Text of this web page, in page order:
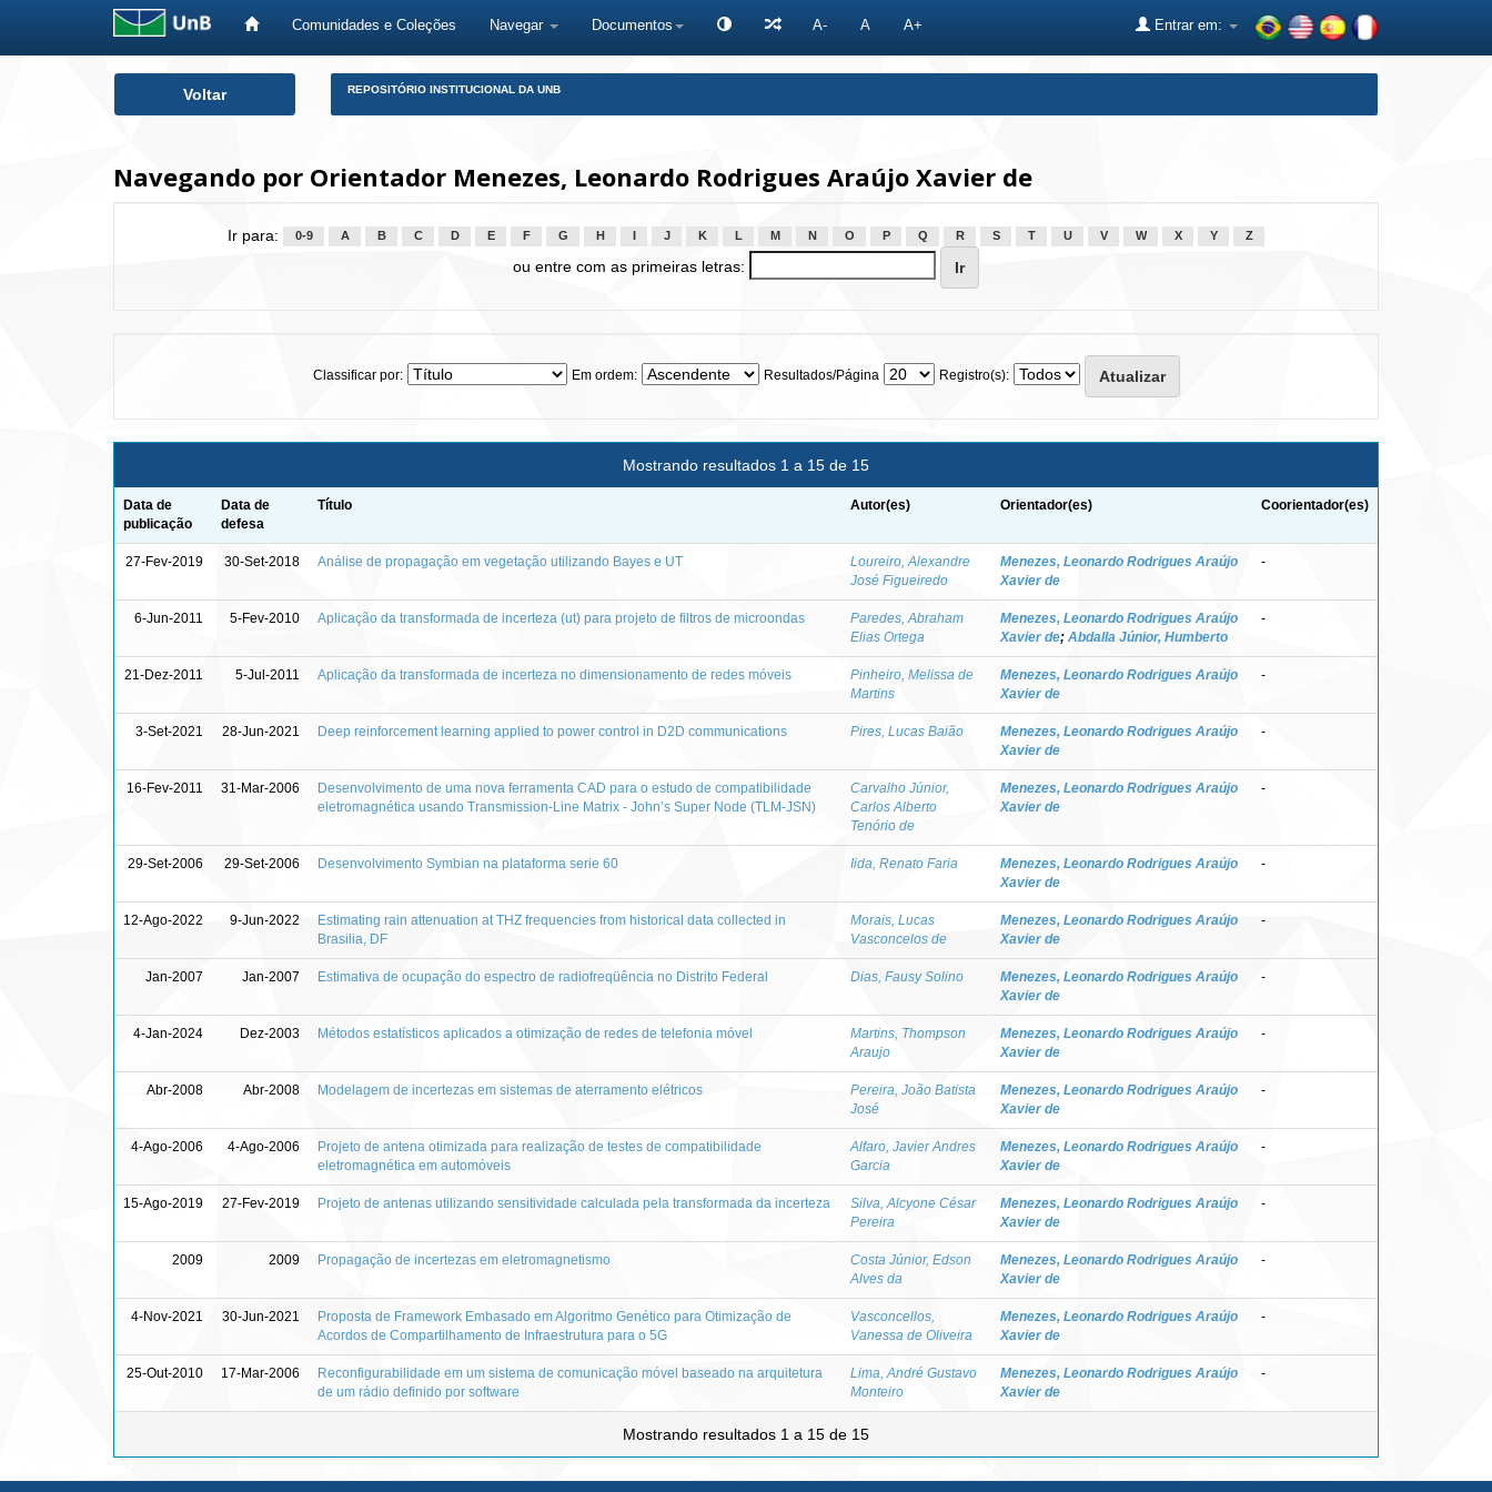
Comunidades e Coleções Navegar Documentos A- A A+ Entrar em:
Voltar REPOSITÓRIO INSTITUCIONAL DA UNB
Navegando por Orientador Menezes, Leonardo Rodrigues Araújo Xavier de
Ir para: 0-9 A B C D E F G H J K L M N O P Q R S T U V W X Y Z
ou entre com as primeiras letras:
Classificar por: Em ordem: Resultados/Página Registro(s):
Mostrando resultados 1 a 15 de 15
Data de
publicação
Data de
defesa
Título Autor(es) Orientador(es) Coorientador(es)
27-Fev-2019 30-Set-2018 Análise de propagação em vegetação utilizando Bayes e UT
Loureiro, Alexandre
José Figueiredo
Menezes, Leonardo Rodrigues Araújo
Xavier de
-
6-Jun-2011 5-Fev-2010 Aplicação da transformada de incerteza (ut) para projeto de filtros de microondas
Paredes, Abraham
Elias Ortega
Menezes, Leonardo Rodrigues Araújo
Xavier de; Abdalla Júnior, Humberto
-
21-Dez-2011 5-Jul-2011 Aplicação da transformada de incerteza no dimensionamento de redes móveis
Pinheiro, Melissa de
Martins
Menezes, Leonardo Rodrigues Araújo
Xavier de
-
3-Set-2021 28-Jun-2021 Deep reinforcement learning applied to power control in D2D communications Pires, Lucas Baião
Menezes, Leonardo Rodrigues Araújo
Xavier de
-
16-Fev-2011 31-Mar-2006
Desenvolvimento de uma nova ferramenta CAD para o estudo de compatibilidade
eletromagnética usando Transmission-Line Matrix - John’s Super Node (TLM-JSN)
Carvalho Júnior,
Carlos Alberto
Tenório de
Menezes, Leonardo Rodrigues Araújo
Xavier de
-
29-Set-2006 29-Set-2006 Desenvolvimento Symbian na plataforma serie 60 Iida, Renato Faria
Menezes, Leonardo Rodrigues Araújo
Xavier de
-
12-Ago-2022 9-Jun-2022
Estimating rain attenuation at THZ frequencies from historical data collected in
Brasilia, DF
Morais, Lucas
Vasconcelos de
Menezes, Leonardo Rodrigues Araújo
Xavier de
-
Jan-2007 Jan-2007 Estimativa de ocupação do espectro de radiofreqüência no Distrito Federal Dias, Fausy Solino
Menezes, Leonardo Rodrigues Araújo
Xavier de
-
4-Jan-2024 Dez-2003 Métodos estatísticos aplicados a otimização de redes de telefonia móvel
Martins, Thompson
Araujo
Menezes, Leonardo Rodrigues Araújo
Xavier de
-
Abr-2008 Abr-2008 Modelagem de incertezas em sistemas de aterramento elétricos
Pereira, João Batista
José
Menezes, Leonardo Rodrigues Araújo
Xavier de
-
4-Ago-2006 4-Ago-2006
Projeto de antena otimizada para realização de testes de compatibilidade
eletromagnética em automóveis
Alfaro, Javier Andres
Garcia
Menezes, Leonardo Rodrigues Araújo
Xavier de
-
15-Ago-2019 27-Fev-2019 Projeto de antenas utilizando sensitividade calculada pela transformada da incerteza
Silva, Alcyone César
Pereira
Menezes, Leonardo Rodrigues Araújo
Xavier de
-
2009 2009 Propagação de incertezas em eletromagnetismo
Costa Júnior, Edson
Alves da
Menezes, Leonardo Rodrigues Araújo
Xavier de
-
4-Nov-2021 30-Jun-2021
Proposta de Framework Embasado em Algoritmo Genético para Otimização de
Acordos de Compartilhamento de Infraestrutura para o 5G
Vasconcellos,
Vanessa de Oliveira
Menezes, Leonardo Rodrigues Araújo
Xavier de
-
25-Out-2010 17-Mar-2006
Reconfigurabilidade em um sistema de comunicação móvel baseado na arquitetura
de um rádio definido por software
Lima, André Gustavo
Monteiro
Menezes, Leonardo Rodrigues Araújo
Xavier de
-
Mostrando resultados 1 a 15 de 15